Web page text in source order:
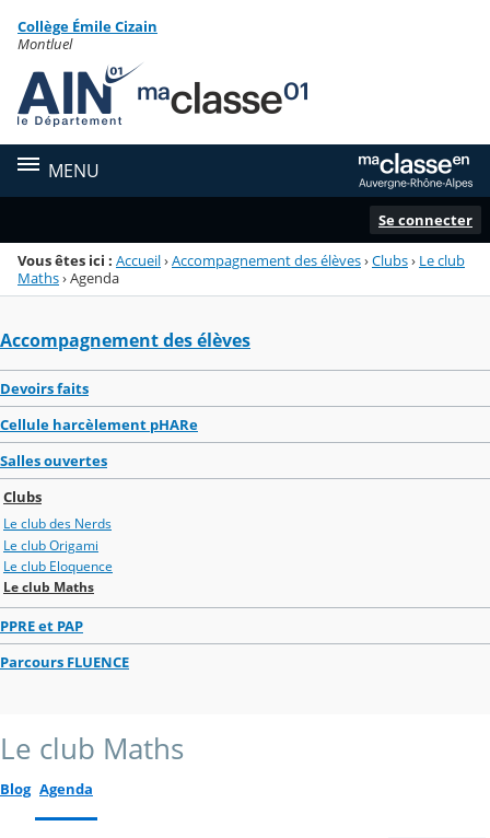
Menu de la rubrique
Contenu
Collège Émile Cizain
Montluel
MENU
Se connecter
Vous êtes ici : Accueil›Accompagnement des élèves›Clubs› Le club
Maths›Agenda
Accompagnement des élèves
Devoirs faits
Cellule harcèlement pHARe
Salles ouvertes
Clubs
Le club des Nerds
Le club Origami
Le club Eloquence
Le club Maths
PPRE et PAP
Parcours FLUENCE
Le club Maths
Blog Agenda